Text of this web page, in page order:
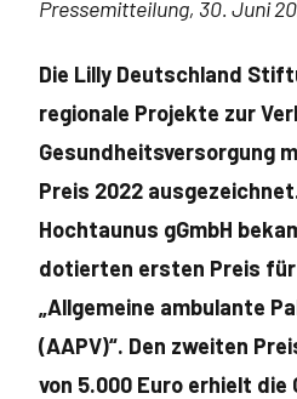
Pressemitteilung, 30. Juni
Die Lilly Deutschland
regionale Projekte zur
Gesundheitsversorgung
Preis 2022
Hochtaunus gGmbH
dotierten ersten Preis
„Allgemeine ambulante
(AAPV)“. Den zweiten
von 5.000 Euro erhielt